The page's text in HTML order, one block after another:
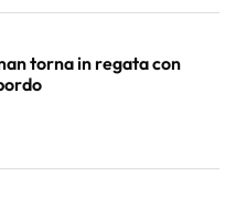
torna in regata con